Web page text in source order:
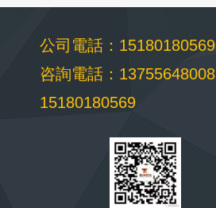
公司電話：15180180569
咨詢電話：13755648008
15180180569